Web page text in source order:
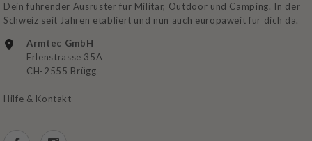
Dein führender Ausrüster für Militär, Outdoor und Camping. In der
Schweiz seit Jahren etabliert und nun auch europaweit für dich da.
Armtec GmbH
Erlenstrasse 35A
CH-2555 Brügg
Hilfe & Kontakt